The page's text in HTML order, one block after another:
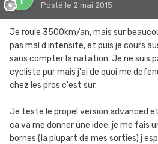
Posté le 2 mai 2015
Je roule 3500km/an, mais sur
pas mal d intensite, et puis je cours
sans compter la natation. Je ne suis
cycliste pur mais j'ai de quoi me
chez les pros c'est sur.
Je teste le propel version advanced
ca va me donner une idee, je me fais
bornes (la plupart de mes sorties) j